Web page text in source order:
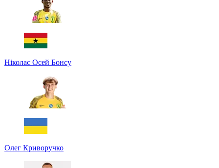
Ніколас Осей Бонсу
Олег Криворучко